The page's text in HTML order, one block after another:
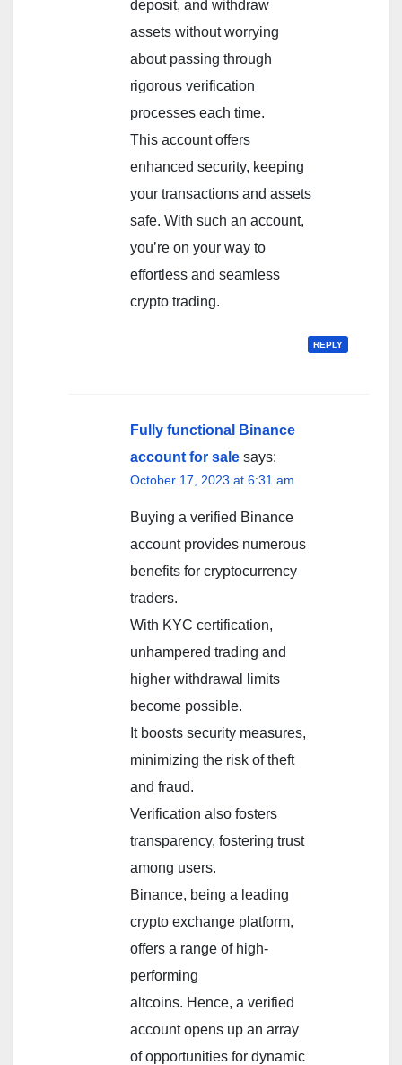
deposit, and withdraw
assets without worrying
about passing through
rigorous verification
processes each time.
This account offers
enhanced security, keeping
your transactions and assets
safe. With such an account,
you’re on your way to
effortless and seamless
crypto trading.
REPLY
Fully functional Binance
account for sale says:
October 17, 2023 at 6:31 am
Buying a verified Binance
account provides numerous
benefits for cryptocurrency
traders.
With KYC certification,
unhampered trading and
higher withdrawal limits
become possible.
It boosts security measures,
minimizing the risk of theft
and fraud.
Verification also fosters
transparency, fostering trust
among users.
Binance, being a leading
crypto exchange platform,
offers a range of high-
performing
altcoins. Hence, a verified
account opens up an array
of opportunities for dynamic